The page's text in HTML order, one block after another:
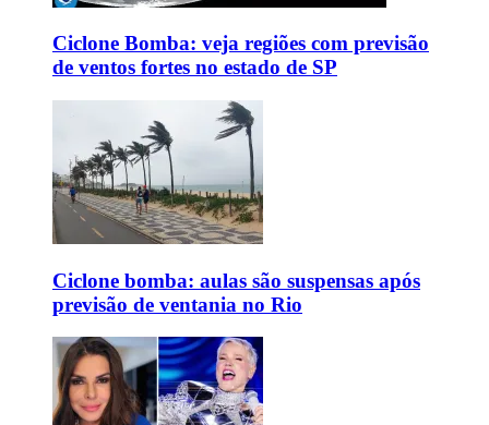
Ciclone Bomba: veja regiões com previsão
de ventos fortes no estado de SP
Ciclone bomba: aulas são suspensas após
previsão de ventania no Rio